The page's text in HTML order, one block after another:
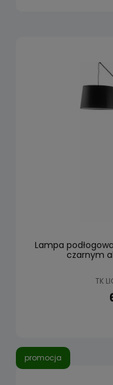
Lampa
czarnym
TK
promocja